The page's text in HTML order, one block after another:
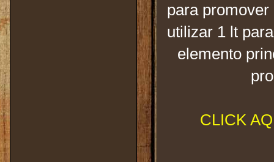
para
utilizar 1 lt
elemento
CLICK